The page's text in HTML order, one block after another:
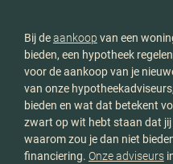
Bij deaankoop van een
bieden, een hypotheek
voor de aankoop van je
van onze
bieden en wat dat betekent
zwart op wit hebt staan dat
waarom zou je dan niet
financiering. Onze adviseurs